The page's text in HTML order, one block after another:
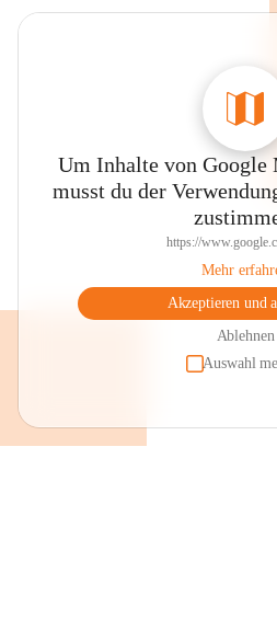
Um Inhalte von Google
musst du der
https://
Mehr
Akzeptieren und
Ablehnen
Auswahl